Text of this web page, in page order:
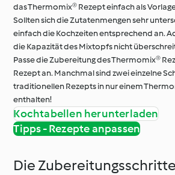
das Thermomix® Rezept einfach als
Sollten sich die Zutatenmengen sehr
einfach die Kochzeiten entsprechend an.
die Kapazität des Mixtopfs nicht
Passe die Zubereitung des Thermomix®
Rezept an. Manchmal sind zwei einzelne
traditionellen Rezepts in nur einem
enthalten!
Kochtabellen herunterladen
Tipps - Rezepte anpassen
Die Zubereitungsschritte